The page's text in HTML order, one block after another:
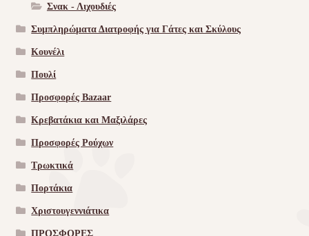
Σνακ - Λιχουδιές
Συμπληρώματα Διατροφής για Γάτες και Σκύλους
Κουνέλι
Πουλί
Προσφορές Bazaar
Κρεβατάκια και Μαξιλάρες
Προσφορές Ρούχων
Τρωκτικά
Πορτάκια
Χριστουγεννιάτικα
ΠΡΟΣΦΟΡΕΣ